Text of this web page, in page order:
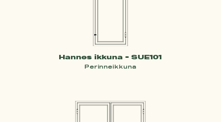
Hannes ikkuna - SUE101
Perinneikkuna